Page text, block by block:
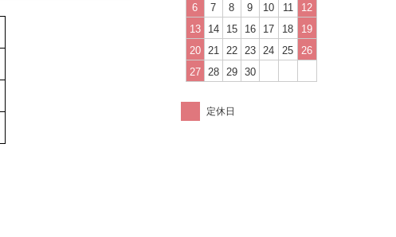
6
7 8 9 10 11
12
13
14 15 16 17 18
19
20
21 22 23 24 25
26
27
28 29 30
定休日